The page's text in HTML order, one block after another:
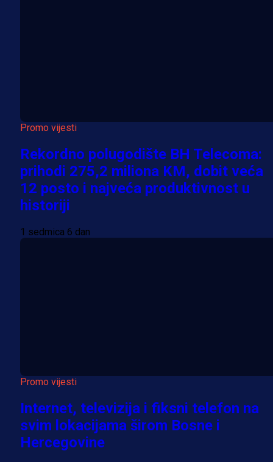
Promo vijesti
Rekordno polugodište BH Telecoma:
prihodi 275,2 miliona KM, dobit veća
12 posto i najveća produktivnost u
historiji
1 sedmica 6 dan
Promo vijesti
Internet, televizija i fiksni telefon na
svim lokacijama širom Bosne i
Hercegovine